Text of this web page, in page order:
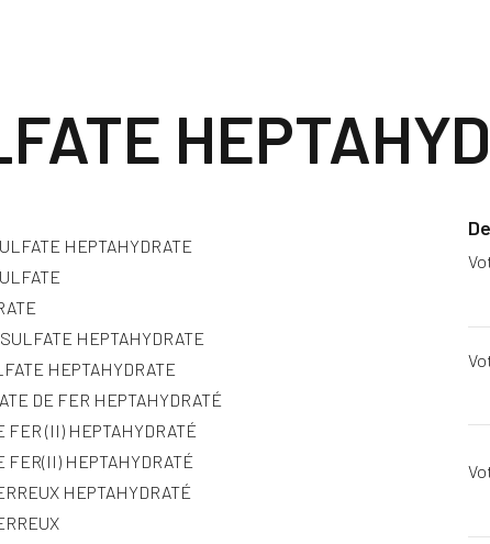
HEPTAHYDRATE
HEPTAHYDRATE
HEPTAHYDRATE
DE FER HEPTAHYDRATÉ
FER (II) HEPTAHYDRATÉ
FER(II) HEPTAHYDRATÉ
HEPTAHYDRATÉ